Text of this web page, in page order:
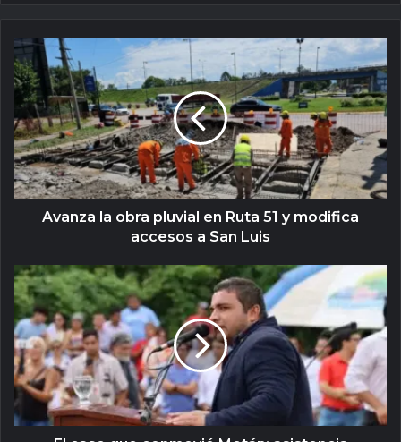
Avanza la obra pluvial en Ruta 51 y modifica
accesos a San Luis